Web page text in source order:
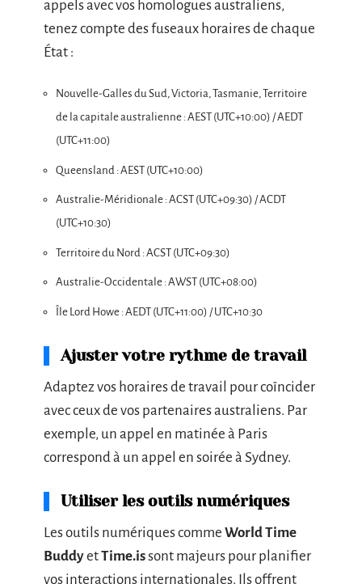
appels avec vos homologues australiens,
tenez compte des fuseaux horaires de chaque
État :
Nouvelle-Galles du Sud, Victoria, Tasmanie, Territoire
de la capitale australienne : AEST (UTC+10:00) / AEDT
(UTC+11:00)
Queensland : AEST (UTC+10:00)
Australie-Méridionale : ACST (UTC+09:30) / ACDT
(UTC+10:30)
Territoire du Nord : ACST (UTC+09:30)
Australie-Occidentale : AWST (UTC+08:00)
Île Lord Howe : AEDT (UTC+11:00) / UTC+10:30
Ajuster votre rythme de travail
Adaptez vos horaires de travail pour coïncider
avec ceux de vos partenaires australiens. Par
exemple, un appel en matinée à Paris
correspond à un appel en soirée à Sydney.
Utiliser les outils numériques
Les outils numériques comme World Time
BuddyetTime.issont majeurs pour planifier
vos interactions internationales. Ils offrent